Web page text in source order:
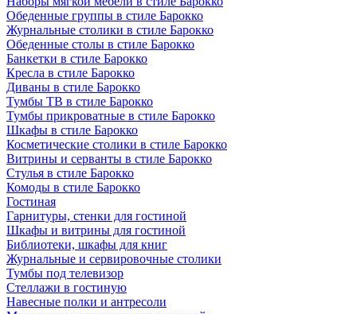
Обеденные группы в стиле Барокко
Журнальные столики в стиле Барокко
Обеденные столы в стиле Барокко
Банкетки в стиле Барокко
Кресла в стиле Барокко
Диваны в стиле Барокко
Тумбы ТВ в стиле Барокко
Тумбы прикроватные в стиле Барокко
Шкафы в стиле Барокко
Косметические столики в стиле Барокко
Витрины и серванты в стиле Барокко
Стулья в стиле Барокко
Комоды в стиле Барокко
Гостиная
Гарнитуры, стенки для гостиной
Шкафы и витрины для гостиной
Библиотеки, шкафы для книг
Журнальные и сервировочные столики
Тумбы под телевизор
Стеллажи в гостиную
Навесные полки и антресоли